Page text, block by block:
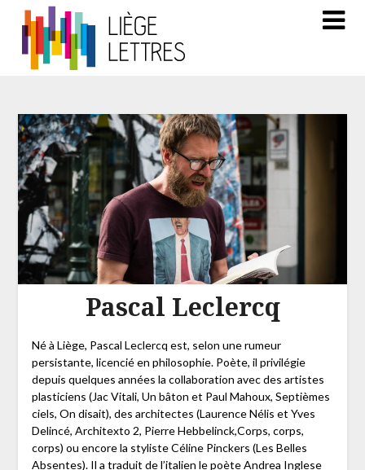
Pascal Leclercq
Né à Liège, Pascal Leclercq est, selon une rumeur
persistante, licencié en philosophie. Poète, il privilégie
depuis quelques années la collaboration avec des artistes
plasticiens (Jac Vitali, Un bâton et Paul Mahoux, Septièmes
ciels, On disait), des architectes (Laurence Nélis et Yves
Delincé, Architexto 2, Pierre Hebbelinck,Corps, corps,
corps) ou encore la styliste Céline Pinckers (Les Belles
Absentes). Il a traduit de l’italien le poète Andrea Inglese